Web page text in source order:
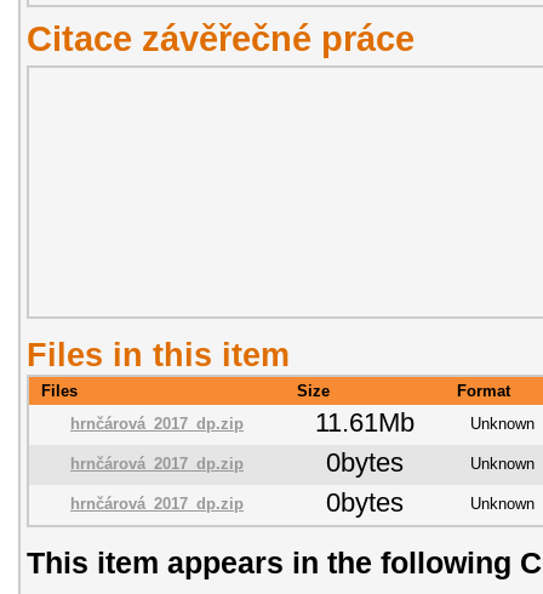
Citace závěřečné práce
Files in this item
Files Size
Format
hrnčárová_2017_dp.zip
11.61Mb Unknown
hrnčárová_2017_dp.zip 0bytes Unknown
hrnčárová_2017_dp.zip 0bytes Unknown
This item appears in the following